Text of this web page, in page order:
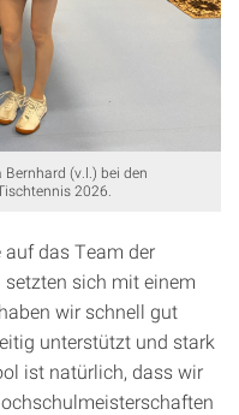
(v.l.) bei den
2026.
das Team der
sich mit einem
wir schnell gut
unterstützt und stark
ist natürlich, dass wir